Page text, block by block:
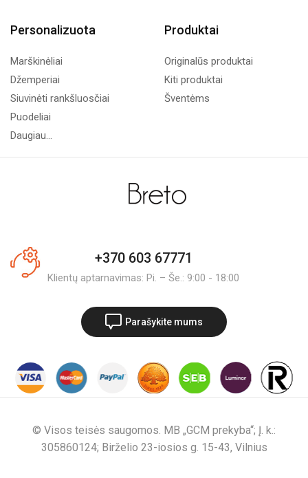
Personalizuota
Marškinėliai
Džemperiai
Siuvinėti rankšluosčiai
Puodeliai
Daugiau...
Produktai
Originalūs produktai
Kiti produktai
Šventėms
+370 603 67771
Klientų aptarnavimas: Pi. – Še.: 9:00 - 18:00
Parašykite mums
© Visos teisės saugomos. MB „GCM prekyba“; Į. k.:
305860124; Birželio 23-iosios g. 15-43, Vilnius